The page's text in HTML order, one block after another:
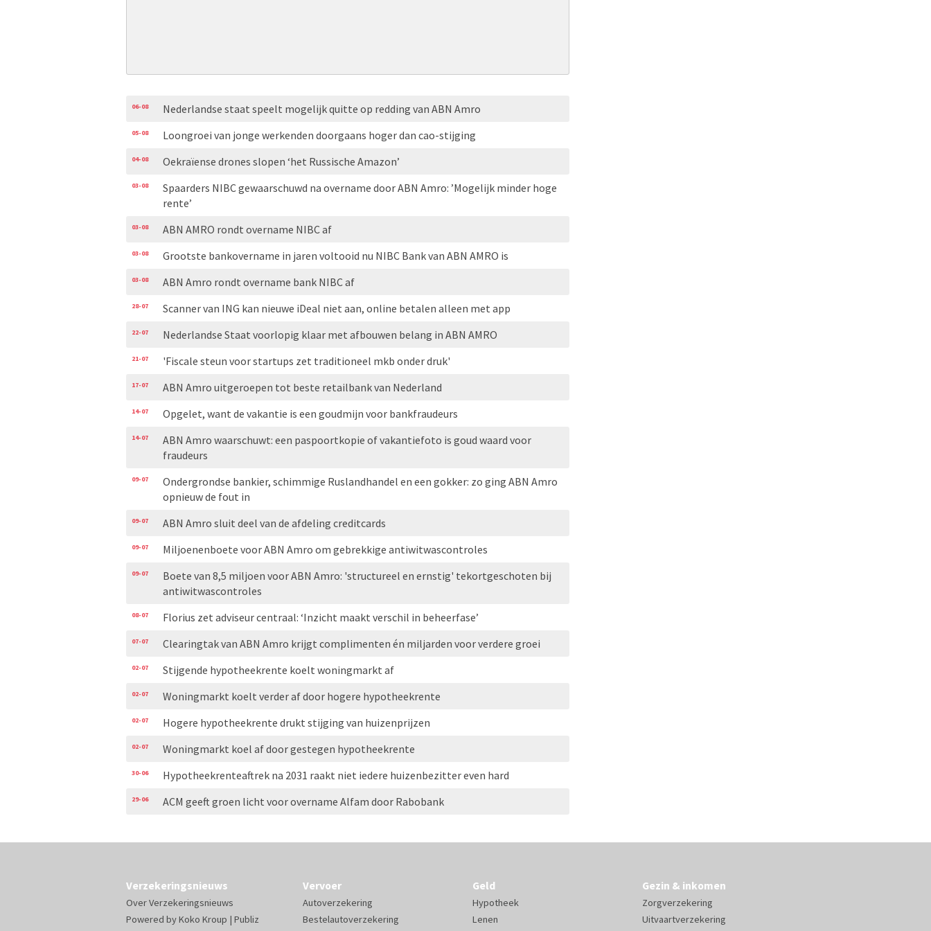
06-08 Nederlandse staat speelt mogelijk quitte op redding van ABN Amro
05-08 Loongroei van jonge werkenden doorgaans hoger dan cao-stijging
04-08 Oekraïense drones slopen ‘het Russische Amazon’
03-08
Spaarders NIBC gewaarschuwd na overname door ABN Amro: ’Mogelijk minder hoge
rente’
03-08 ABN AMRO rondt overname NIBC af
03-08 Grootste bankovername in jaren voltooid nu NIBC Bank van ABN AMRO is
03-08 ABN Amro rondt overname bank NIBC af
28-07 Scanner van ING kan nieuwe iDeal niet aan, online betalen alleen met app
22-07 Nederlandse Staat voorlopig klaar met afbouwen belang in ABN AMRO
21-07 'Fiscale steun voor startups zet traditioneel mkb onder druk'
17-07 ABN Amro uitgeroepen tot beste retailbank van Nederland
14-07 Opgelet, want de vakantie is een goudmijn voor bankfraudeurs
14-07
ABN Amro waarschuwt: een paspoortkopie of vakantiefoto is goud waard voor
fraudeurs
09-07
Ondergrondse bankier, schimmige Ruslandhandel en een gokker: zo ging ABN Amro
opnieuw de fout in
09-07 ABN Amro sluit deel van de afdeling creditcards
09-07 Miljoenenboete voor ABN Amro om gebrekkige antiwitwascontroles
09-07
Boete van 8,5 miljoen voor ABN Amro: 'structureel en ernstig' tekortgeschoten bij
antiwitwascontroles
08-07 Florius zet adviseur centraal: ‘Inzicht maakt verschil in beheerfase’
07-07 Clearingtak van ABN Amro krijgt complimenten én miljarden voor verdere groei
02-07 Stijgende hypotheekrente koelt woningmarkt af
02-07 Woningmarkt koelt verder af door hogere hypotheekrente
02-07 Hogere hypotheekrente drukt stijging van huizenprijzen
02-07 Woningmarkt koel af door gestegen hypotheekrente
30-06 Hypotheekrenteaftrek na 2031 raakt niet iedere huizenbezitter even hard
29-06 ACM geeft groen licht voor overname Alfam door Rabobank
Verzekeringsnieuws
Over Verzekeringsnieuws
Powered byKoko Kroup | Publiz
Vervoer
Autoverzekering
Bestelautoverzekering
Geld
Hypotheek
Lenen
Gezin & inkomen
Zorgverzekering
Uitvaartverzekering